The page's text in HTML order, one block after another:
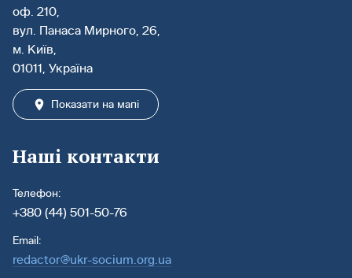
оф. 210,
вул. Панаса Мирного, 26,
м. Київ,
01011, Україна
Показати на мапі
Наші контакти
Телефон:
+380 (44) 501-50-76
Email:
redactor@ukr-socium.org.ua